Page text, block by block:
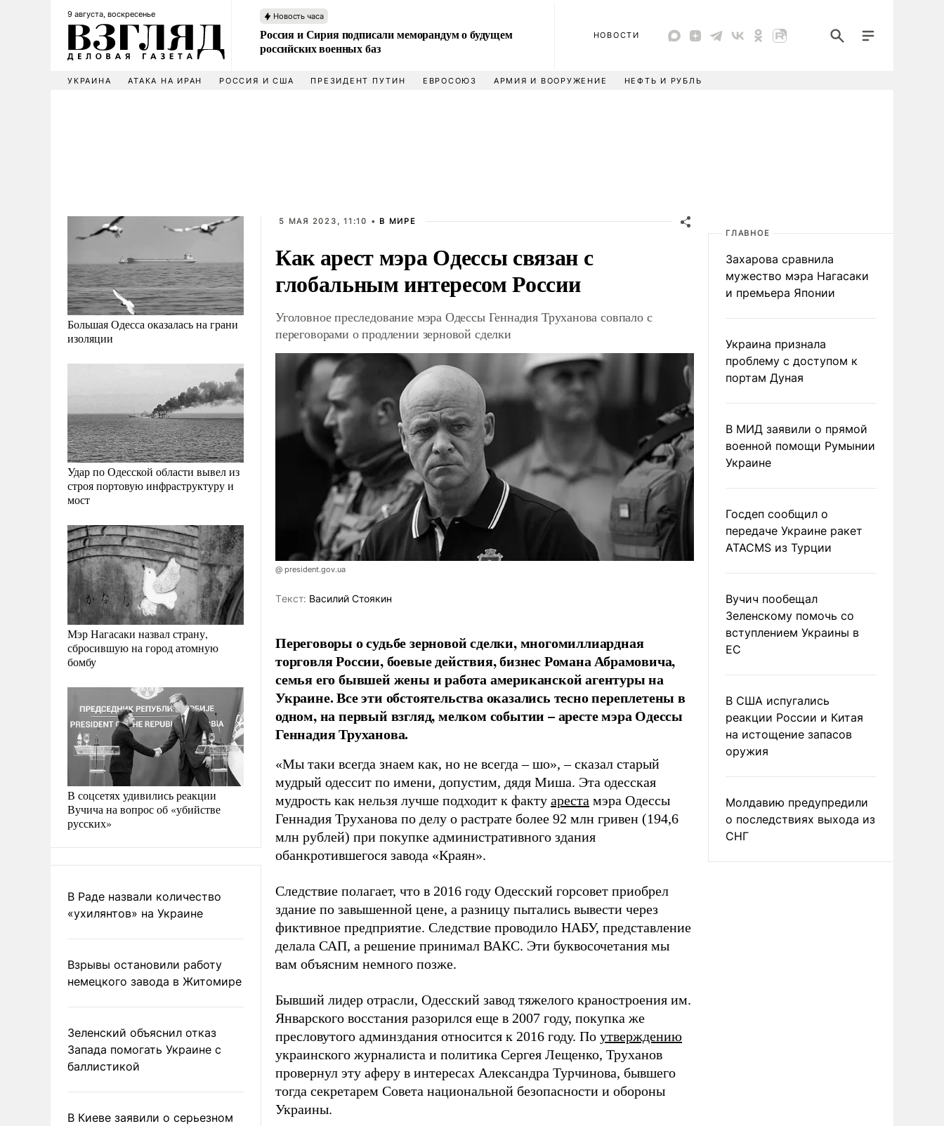
9 августа, воскресенье Новость часа
Россия и Сирия подписали меморандум о будущем
российских военных баз
НОВОСТИ
УКРАИНА АТАКА НА ИРАН РОССИЯ И США ПРЕЗИДЕНТ ПУТИН ЕВРОСОЮЗ АРМИЯ И ВООРУЖЕНИЕ НЕФТЬ И РУБЛЬ
Большая Одесса оказалась на грани
изоляции
Удар по Одесской области вывел из
строя портовую инфраструктуру и
мост
Мэр Нагасаки назвал страну,
сбросившую на город атомную
бомбу
В соцсетях удивились реакции
Вучича на вопрос об «убийстве
русских»
В Раде назвали количество
«ухилянтов» на Украине
Взрывы остановили работу
немецкого завода в Житомире
Зеленский объяснил отказ
Запада помогать Украине с
баллистикой
В Киеве заявили о серьезном
5 МАЯ 2023, 11:10 • В МИРЕ
Как арест мэра Одессы связан с
глобальным интересом России
Уголовное преследование мэра Одессы Геннадия Труханова совпало с
переговорами о продлении зерновой сделки
@ president.gov.ua
Tекст: Василий Стоякин
Переговоры о судьбе зерновой сделки, многомиллиардная
торговля России, боевые действия, бизнес Романа Абрамовича,
семья его бывшей жены и работа американской агентуры на
Украине. Все эти обстоятельства оказались тесно переплетены в
одном, на первый взгляд, мелком событии – аресте мэра Одессы
Геннадия Труханова.
«Мы таки всегда знаем как, но не всегда – шо», – сказал старый
мудрый одессит по имени, допустим, дядя Миша. Эта одесская
мудрость как нельзя лучше подходит к факту ареста мэра Одессы
Геннадия Труханова по делу о растрате более 92 млн гривен (194,6
млн рублей) при покупке административного здания
обанкротившегося завода «Краян».
Следствие полагает, что в 2016 году Одесский горсовет приобрел
здание по завышенной цене, а разницу пытались вывести через
фиктивное предприятие. Следствие проводило НАБУ, представление
делала САП, а решение принимал ВАКС. Эти буквосочетания мы
вам объясним немного позже.
Бывший лидер отрасли, Одесский завод тяжелого краностроения им.
Январского восстания разорился еще в 2007 году, покупка же
пресловутого админздания относится к 2016 году. По утверждению
украинского журналиста и политика Сергея Лещенко, Труханов
провернул эту аферу в интересах Александра Турчинова, бывшего
тогда секретарем Совета национальной безопасности и обороны
Украины.
ГЛАВНОЕ
Захарова сравнила
мужество мэра Нагасаки
и премьера Японии
Украина признала
проблему с доступом к
портам Дуная
В МИД заявили о прямой
военной помощи Румынии
Украине
Госдеп сообщил о
передаче Украине ракет
ATACMS из Турции
Вучич пообещал
Зеленскому помочь со
вступлением Украины в
ЕС
В США испугались
реакции России и Китая
на истощение запасов
оружия
Молдавию предупредили
о последствиях выхода из
СНГ